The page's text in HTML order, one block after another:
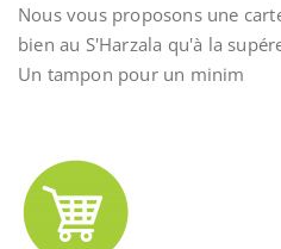
Nous vous proposons une
bien au S'Harzala qu'à la
Un tampon pour un minim